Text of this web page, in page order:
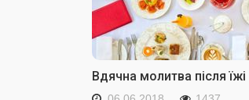
Вдячна молитва після їжі